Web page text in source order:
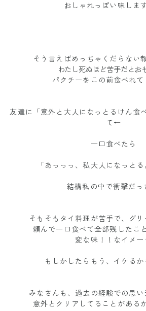
おしゃれっぽい味しま
そう言えばめっちゃくだらない
わたし死ぬほど苦手だとお
パクチーをこの前食べれ
友達に「意外と大人になっとるけん食
て←
一口食べたら
「あっっっ、私大人になっと
結構私の中で衝撃だっ
そもそもタイ料理が苦手で、グ
頼んで一口食べて全部残したこ
変な味！！なイメー
もしかしたらもう、イケる
みなさんも、過去の経験での思い
意外とクリアしてることがある